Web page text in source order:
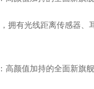
拥有光线距离传感器、